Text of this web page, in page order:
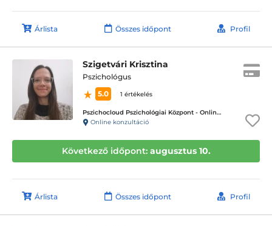
Árlista Összes időpont Profil
Szigetvári Krisztina
Pszichológus
5.0
1 értékelés
Pszichocloud Pszichológiai Központ - Online ügyfélfogadás
Online konzultáció
Következő időpont: augusztus 10.
Árlista Összes időpont Profil